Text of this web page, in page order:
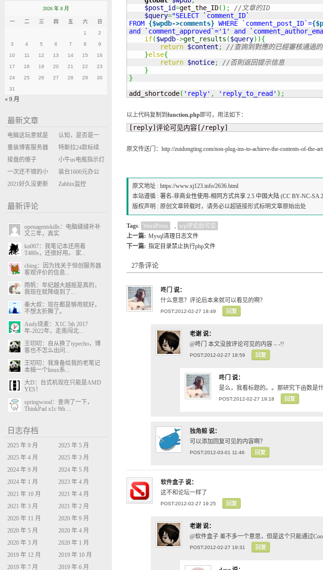
$post_id=get_the_ID( ) ;
//文章的ID
$query="SELECT `comment_ID`
FROM {$wpdb->comments} WHERE `comment_post_ID`=
and `comment_approved`='1' and
if($wpdb->get_results ($query) ){
return $content ;
//查詢到對應的已經審核通過
}else{
return $notice;
//否則返回提示信息
}
}
add_shortcode( 'reply' , 'reply_to_read' ) ;
以上代码复制到 function.php即可，用法如下：
[reply]评论可见内容[/reply]
原文传送门： http://zuidongting.com/non-plug-ins-to-achieve-the-contents-of-the-
原文地址 :https://www.xj123.info/2636.html
本站遵循 :署名-非商业性使用-相同方式共享 2.5 中国大陆 (CC BY-NC-SA
版权声明 : 原创文章转载时，请务必以超链接形式标明文章原始出处
Tags: WordPress , wp评论后可见
上一篇: Mysql清理日志文件
下一篇: 指定目录禁止执行php文件
27条评论
咚门 说：
什么意思？评论后本来就可以看见的啊？
POST:2012-02-27 18:49 回复
老谢 说：
@咚门 本文没放评论可见的内容 – -!!
POST:2012-02-27 18:59 回复
咚门 说：
是么，我看标题的。。那研究下函数是什
POST:2012-02-27 19:18 回复
独角鲸 说：
可以添加回复可见的内容啊？
POST:2012-03-01 11:46 回复
软件盒子 说：
这不和论坛一样了
POST:2012-02-27 19:25 回复
老谢 说：
@软件盒子 差不多一个意思，但是这个只能通过
POST:2012-02-27 19:31 回复
2026 年 8 月
一 二 三 四 五 六 日
1 2
3 4 5 6 7 8 9
10 11 12 13 14 15 16
17 18 19 20 21 22 23
24 25 26 27 28 29 30
31
« 9 月
最新文章
电脑这玩意就是
缝缝补补的事
认知，是否是一
座大山？当架构
决策变成配置清
单比价
重装博客服务器
环境
特斯拉24款标续
Model Y 2万公里
使用体验
接盘的傻子
小牛us电瓶指示灯
闪三次不上电
一次还不错的小
米售后体验
装台1600元办公
主机
2021好久没更新
Zabbix监控
最新评论
openagentskills：电脑缝缝补补
又三年，真实
kn007：我笔记本还用着
T480s，还很好用。 家...
ching：因为找关于恒创服务器
客观评价的信息...
雨帆：年纪越大越抠是真的，
我现在就降级到了...
秦大叔：现在都是够用就好，
不想太折腾了。
Andy烧麦：X1C 5th 2017
年-2022年，走南闯北...
王叨叨：自从换了typecho，博
客也不怎么出问...
王叨叨：我准备给我的老笔记
本搞一个linux系...
大D：台式机现在只能是AMD
YES！
springwood：查询了一下，
ThinkPad x1c 9th ...
日志存档
2025 年 9 月
2025 年 5 月
2025 年 4 月
2025 年 3 月
2024 年 9 月
2024 年 5 月
2024 年 1 月
2023 年 4 月
2021 年 10 月
2021 年 4 月
2021 年 3 月
2021 年 2 月
2020 年 11 月
2020 年 9 月
2020 年 5 月
2020 年 4 月
2020 年 3 月
2020 年 1 月
2019 年 12 月
2019 年 10 月
2019 年 7 月
2019 年 6 月